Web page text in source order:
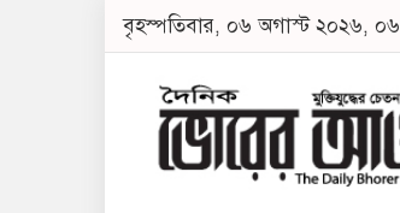
বৃহস্পতিবার, ০৬ অগাস্ট ২০২৬,